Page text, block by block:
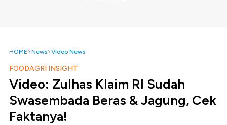
HOME News Video News
FOODAGRI INSIGHT
Video: Zulhas Klaim RI Sudah
Swasembada Beras & Jagung, Cek
Faktanya!